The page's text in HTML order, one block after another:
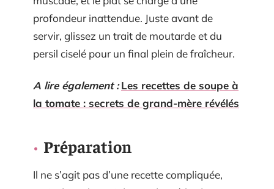
profondeur inattendue. Juste avant de
servir, glissez un trait de moutarde et du
persil ciselé pour un final plein de fraîcheur.
A lire également : Les recettes de soupe à
la tomate : secrets de grand-mère révélés
Préparation
Il ne s’agit pas d’une recette compliquée,